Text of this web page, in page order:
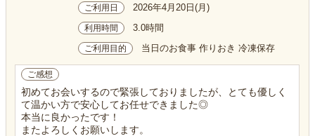
ご利用日 2026年4月20日(月)
利用時間 3.0時間
ご利用目的 当日のお食事 作りおき 冷凍保存
ご感想
初めてお会いするので緊張しておりましたが、とても優しく
て温かい方で安心してお任せできました◎
本当に良かったです！
またよろしくお願いします。